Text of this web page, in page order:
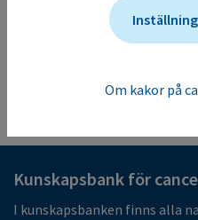
Mer information om studien
Studien ändrades senast:
Om kakor på
Kunskapsbank för
I kunskapsbanken finns alla